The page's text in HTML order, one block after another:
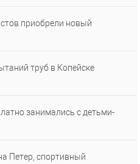
приобрели новый
труб в Копейске
занимались с детьми-
Петер, спортивный